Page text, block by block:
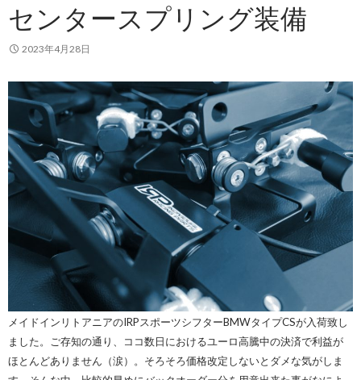
センタースプリング装備
2023年4月28日
メイドインリトアニアのIRPスポーツシフターBMWタイプCSが入荷致し
ました。ご存知の通り、ココ数日におけるユーロ高騰中の決済で利益が
ほとんどありません（涙）。そろそろ価格改定しないとダメな気がしま